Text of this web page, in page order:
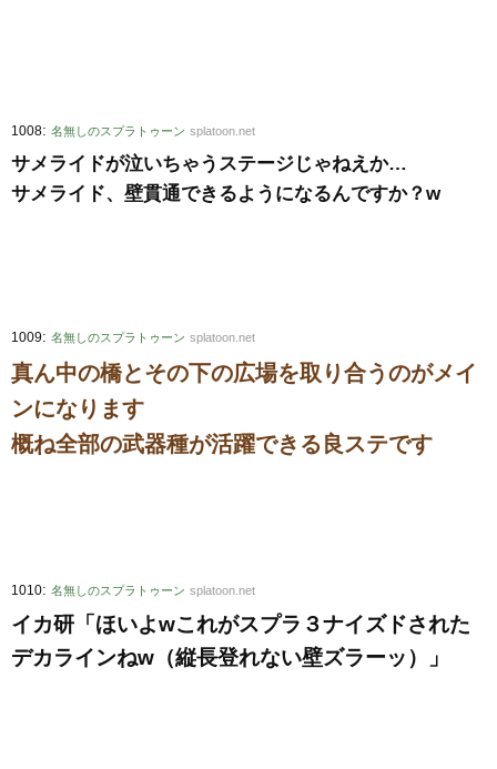
1008: 名無しのスプラトゥーン splatoon.net
サメライドが泣いちゃうステージじゃねえか…
サメライド、壁貫通できるようになるんですか？w
1009: 名無しのスプラトゥーン splatoon.net
真ん中の橋とその下の広場を取り合うのがメイ
ンになります
概ね全部の武器種が活躍できる良ステです
1010: 名無しのスプラトゥーン splatoon.net
イカ研「ほいよwこれがスプラ３ナイズドされた
デカラインねw（縦長登れない壁ズラーッ）」